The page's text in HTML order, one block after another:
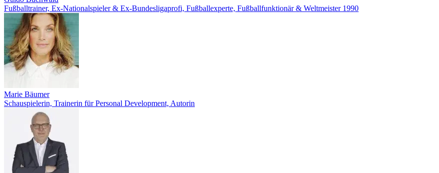
Fußballtrainer, Ex-Nationalspieler & Ex-Bundesligaprofi, Fußballexperte, Fußballfunktionär & Weltmeister 1990
Marie Bäumer
Schauspielerin, Trainerin für Personal Development, Autorin